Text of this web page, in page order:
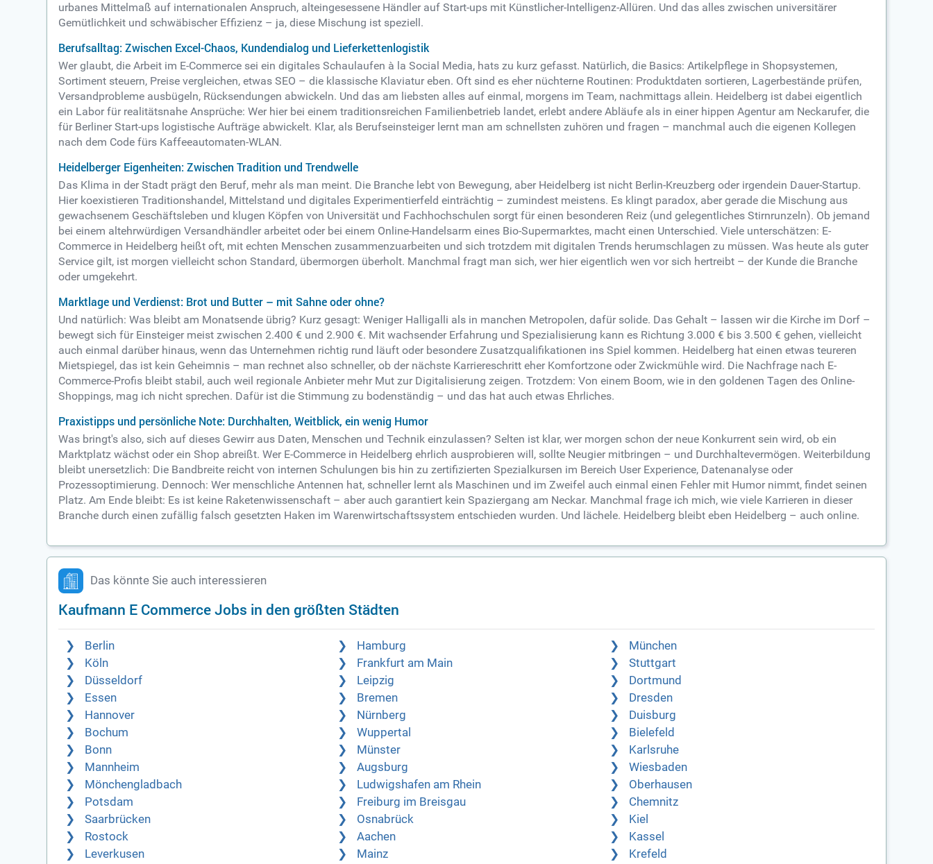
urbanes Mittelmaß auf internationalen Anspruch, alteingesessene Händler auf Start-ups mit Künstlicher-Intelligenz-Allüren. Und das alles zwischen universitärer
Gemütlichkeit und schwäbischer Effizienz – ja, diese Mischung ist speziell.
Berufsalltag: Zwischen Excel-Chaos, Kundendialog und Lieferkettenlogistik
Wer glaubt, die Arbeit im E-Commerce sei ein digitales Schaulaufen à la Social Media, hats zu kurz gefasst. Natürlich, die Basics: Artikelpflege in Shopsystemen,
Sortiment steuern, Preise vergleichen, etwas SEO – die klassische Klaviatur eben. Oft sind es eher nüchterne Routinen: Produktdaten sortieren, Lagerbestände prüfen,
Versandprobleme ausbügeln, Rücksendungen abwickeln. Und das am liebsten alles auf einmal, morgens im Team, nachmittags allein. Heidelberg ist dabei eigentlich
ein Labor für realitätsnahe Ansprüche: Wer hier bei einem traditionsreichen Familienbetrieb landet, erlebt andere Abläufe als in einer hippen Agentur am Neckarufer, die
für Berliner Start-ups logistische Aufträge abwickelt. Klar, als Berufseinsteiger lernt man am schnellsten zuhören und fragen – manchmal auch die eigenen Kollegen
nach dem Code fürs Kaffeeautomaten-WLAN.
Heidelberger Eigenheiten: Zwischen Tradition und Trendwelle
Das Klima in der Stadt prägt den Beruf, mehr als man meint. Die Branche lebt von Bewegung, aber Heidelberg ist nicht Berlin-Kreuzberg oder irgendein Dauer-Startup.
Hier koexistieren Traditionshandel, Mittelstand und digitales Experimentierfeld einträchtig – zumindest meistens. Es klingt paradox, aber gerade die Mischung aus
gewachsenem Geschäftsleben und klugen Köpfen von Universität und Fachhochschulen sorgt für einen besonderen Reiz (und gelegentliches Stirnrunzeln). Ob jemand
bei einem altehrwürdigen Versandhändler arbeitet oder bei einem Online-Handelsarm eines Bio-Supermarktes, macht einen Unterschied. Viele unterschätzen: E-
Commerce in Heidelberg heißt oft, mit echten Menschen zusammenzuarbeiten und sich trotzdem mit digitalen Trends herumschlagen zu müssen. Was heute als guter
Service gilt, ist morgen vielleicht schon Standard, übermorgen überholt. Manchmal fragt man sich, wer hier eigentlich wen vor sich hertreibt – der Kunde die Branche
oder umgekehrt.
Marktlage und Verdienst: Brot und Butter – mit Sahne oder ohne?
Und natürlich: Was bleibt am Monatsende übrig? Kurz gesagt: Weniger Halligalli als in manchen Metropolen, dafür solide. Das Gehalt – lassen wir die Kirche im Dorf –
bewegt sich für Einsteiger meist zwischen 2.400 € und 2.900 €. Mit wachsender Erfahrung und Spezialisierung kann es Richtung 3.000 € bis 3.500 € gehen, vielleicht
auch einmal darüber hinaus, wenn das Unternehmen richtig rund läuft oder besondere Zusatzqualifikationen ins Spiel kommen. Heidelberg hat einen etwas teureren
Mietspiegel, das ist kein Geheimnis – man rechnet also schneller, ob der nächste Karriereschritt eher Komfortzone oder Zwickmühle wird. Die Nachfrage nach E-
Commerce-Profis bleibt stabil, auch weil regionale Anbieter mehr Mut zur Digitalisierung zeigen. Trotzdem: Von einem Boom, wie in den goldenen Tagen des Online-
Shoppings, mag ich nicht sprechen. Dafür ist die Stimmung zu bodenständig – und das hat auch etwas Ehrliches.
Praxistipps und persönliche Note: Durchhalten, Weitblick, ein wenig Humor
Was bringt's also, sich auf dieses Gewirr aus Daten, Menschen und Technik einzulassen? Selten ist klar, wer morgen schon der neue Konkurrent sein wird, ob ein
Marktplatz wächst oder ein Shop abreißt. Wer E-Commerce in Heidelberg ehrlich ausprobieren will, sollte Neugier mitbringen – und Durchhaltevermögen. Weiterbildung
bleibt unersetzlich: Die Bandbreite reicht von internen Schulungen bis hin zu zertifizierten Spezialkursen im Bereich User Experience, Datenanalyse oder
Prozessoptimierung. Dennoch: Wer menschliche Antennen hat, schneller lernt als Maschinen und im Zweifel auch einmal einen Fehler mit Humor nimmt, findet seinen
Platz. Am Ende bleibt: Es ist keine Raketenwissenschaft – aber auch garantiert kein Spaziergang am Neckar. Manchmal frage ich mich, wie viele Karrieren in dieser
Branche durch einen zufällig falsch gesetzten Haken im Warenwirtschaftssystem entschieden wurden. Und lächele. Heidelberg bleibt eben Heidelberg – auch online.
Das könnte Sie auch interessieren
Kaufmann E Commerce Jobs in den größten Städten
Berlin Hamburg
München
Köln
Frankfurt am Main
Stuttgart
Düsseldorf
Leipzig
Dortmund
Essen
Bremen
Dresden
Hannover
Nürnberg
Duisburg
Bochum
Wuppertal
Bielefeld
Bonn
Münster
Karlsruhe
Mannheim
Augsburg
Wiesbaden
Mönchengladbach
Ludwigshafen am Rhein
Oberhausen
Potsdam
Freiburg im Breisgau
Chemnitz
Saarbrücken
Osnabrück
Kiel
Rostock
Aachen
Kassel
Leverkusen
Mainz Krefeld